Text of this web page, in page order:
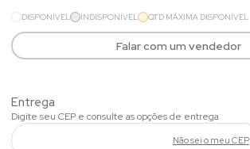
DISPONÍVEL INDISPONÍVEL QTD MÁXIMA DISPONÍVEL
Falar com um vendedor
Não sei o meu CEP